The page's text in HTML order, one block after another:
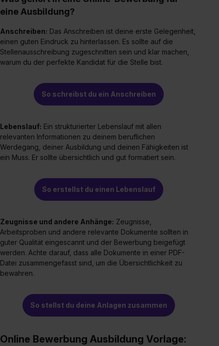
eine Ausbildung?
Anschreiben: Das Anschreiben ist deine erste Gelegenheit,
einen guten Eindruck zu hinterlassen. Es sollte auf die
Stellenausschreibung zugeschnitten sein und klar machen,
warum du der perfekte Kandidat für die Stelle bist.
So schreibst du ein Anschreiben
Lebenslauf: Ein strukturierter Lebenslauf mit allen
relevanten Informationen zu deinem beruflichen
Werdegang, deiner Ausbildung und deinen Fähigkeiten ist
ein Muss. Er sollte übersichtlich und gut formatiert sein.
So erstellst du einen Lebenslauf
Zeugnisse und andere Anhänge: Zeugnisse,
Arbeitsproben und andere relevante Dokumente sollten in
guter Qualität eingescannt und der Bewerbung beigefügt
werden. Achte darauf, dass alle Dokumente in einer PDF-
Datei zusammengefasst sind, um die Übersichtlichkeit zu
bewahren.
So stellst du deine Anlagen zusammen
Online Bewerbung Ausbildung Vorlage: